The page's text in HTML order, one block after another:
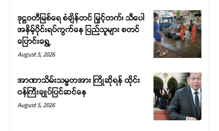
Support SHAN
Your support keeps our voice
strong. Join us today and help
ဒုဋ္ဌဝတီမြစ်ရေ စံချိန်တင် မြှင့်တက်၊ သီပေါ
အနိမ့်ပိုင်းရပ်ကွက်နေ ပြည်သူများ စတင်
ပြောင်းရွှေ့
August 5, 2026
အာဏာသိမ်းသမ္မတအား ကြိုဆိုရန် ထိုင်း
ဝန်ကြီးချုပ်ပြင်ဆင်နေ
August 5, 2026